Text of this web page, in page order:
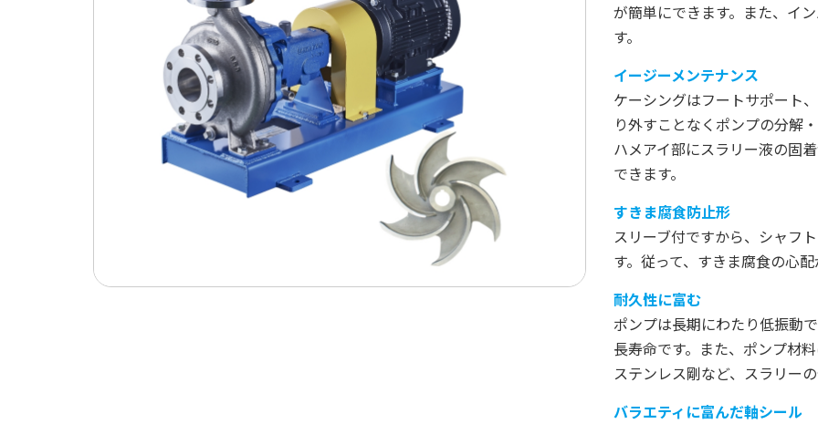
が簡単にできます。また、イ
す。
イージーメンテナンス
ケーシングはフートサポート
り外すことなくポンプの分解
ハメアイ部にスラリー液の固
できます。
すきま腐食防止形
スリーブ付ですから、シャフ
す。従って、すきま腐食の心
耐久性に富む
ポンプは長期にわたり低振動
長寿命です。また、ポンプ材
ステンレス剛など、スラリー
バラエティに富んだ軸シール